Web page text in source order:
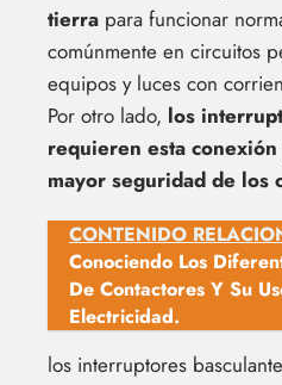
tierra para funcionar
comúnmente en circuitos
equipos y luces con
Por otro lado, los
requieren esta
mayor seguridad de los
CONTENIDO
Conociendo Los
De Contactores Y Su
Electricidad.
los interruptores